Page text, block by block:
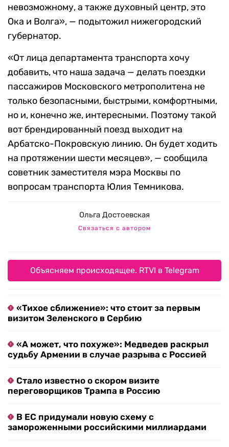
невозможному, а также духовный центр, это
Ока и Волга», — подытожил нижегородский
губернатор.
«От лица департамента транспорта хочу
добавить, что наша задача — делать поездки
пассажиров Московского метрополитена не
только безопасными, быстрыми, комфортными,
но и, конечно же, интересными. Поэтому такой
вот брендированный поезд выходит на
Арбатско-Покровскую линию. Он будет ходить
на протяжении шести месяцев», — сообщила
советник заместителя мэра Москвы по
вопросам транспорта Юлия Темникова.
Ольга Достоевская
Связаться с автором
Объясняем происходящее. RTVI в Telegram
«Тихое сближение»: что стоит за первым
визитом Зеленского в Сербию
«А может, что похуже»: Медведев раскрыл
судьбу Армении в случае разрыва с Россией
Стало известно о скором визите
переговорщиков Трампа в Россию
В ЕС придумали новую схему с
замороженными российскими миллиардами